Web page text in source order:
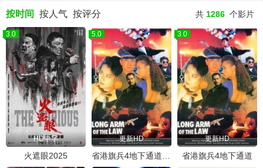
按时间 按人气 按评分 共 1286 个影片
3.0
HD中字
火遮眼2025
5.0
更新HD
3.0
更新HD
省港旗兵4地下通道